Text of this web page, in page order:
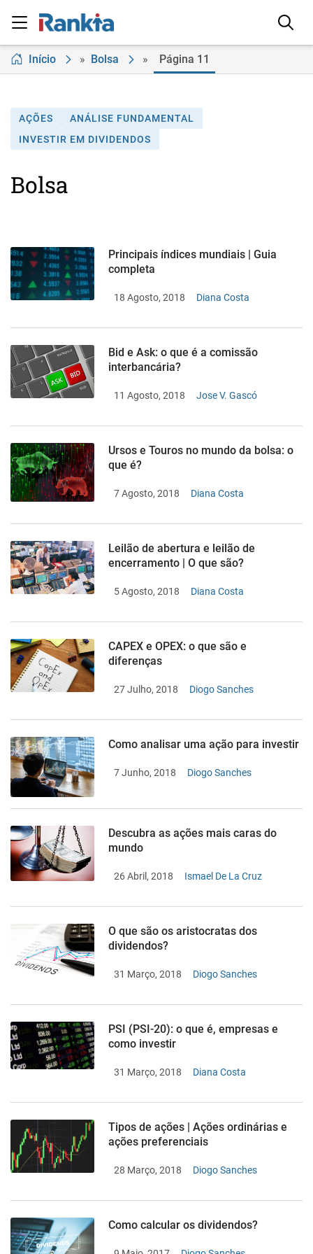
Início » Bolsa » Página 11
AÇÕES
ANÁLISE FUNDAMENTAL
INVESTIR EM DIVIDENDOS
Bolsa
Principais índices mundiais | Guia
completa
18 Agosto, 2018 Diana Costa
Bid e Ask: o que é a comissão
interbancária?
11 Agosto, 2018 Jose V. Gascó
Ursos e Touros no mundo da bolsa: o
que é?
7 Agosto, 2018 Diana Costa
Leilão de abertura e leilão de
encerramento | O que são?
5 Agosto, 2018 Diana Costa
CAPEX e OPEX: o que são e
diferenças
27 Julho, 2018 Diogo Sanches
Como analisar uma ação para investir
7 Junho, 2018 Diogo Sanches
Descubra as ações mais caras do
mundo
26 Abril, 2018 Ismael De La Cruz
O que são os aristocratas dos
dividendos?
31 Março, 2018 Diogo Sanches
PSI (PSI-20): o que é, empresas e
como investir
31 Março, 2018 Diana Costa
Tipos de ações | Ações ordinárias e
ações preferenciais
28 Março, 2018 Diogo Sanches
Como calcular os dividendos?